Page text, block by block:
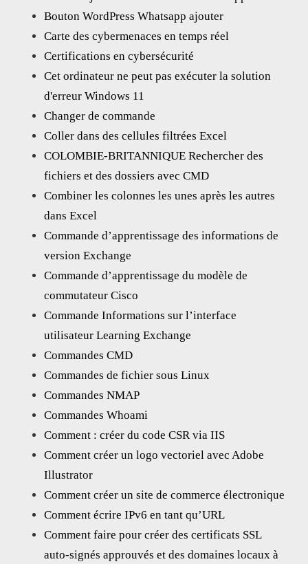
Bouton WordPress Whatsapp ajouter
Carte des cybermenaces en temps réel
Certifications en cybersécurité
Cet ordinateur ne peut pas exécuter la solution
d'erreur Windows 11
Changer de commande
Coller dans des cellules filtrées Excel
COLOMBIE-BRITANNIQUE Rechercher des
fichiers et des dossiers avec CMD
Combiner les colonnes les unes après les autres
dans Excel
Commande d’apprentissage des informations de
version Exchange
Commande d’apprentissage du modèle de
commutateur Cisco
Commande Informations sur l’interface
utilisateur Learning Exchange
Commandes CMD
Commandes de fichier sous Linux
Commandes NMAP
Commandes Whoami
Comment : créer du code CSR via IIS
Comment créer un logo vectoriel avec Adobe
Illustrator
Comment créer un site de commerce électronique
Comment écrire IPv6 en tant qu’URL
Comment faire pour créer des certificats SSL
auto-signés approuvés et des domaines locaux à